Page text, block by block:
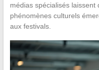
médias spécialisés
phénomènes culturels
aux festivals.